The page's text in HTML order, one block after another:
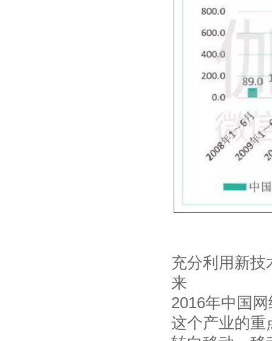
充分利用新技
来
2016年中国
这个产业的重